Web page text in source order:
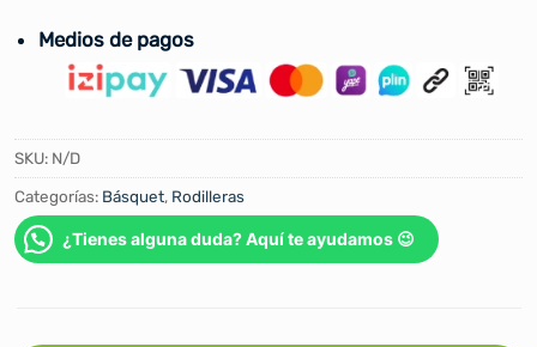
Medios de pagos
SKU: N/D
Categorías: Básquet, Rodilleras
¿Tienes alguna duda? Aquí te ayudamos 😉